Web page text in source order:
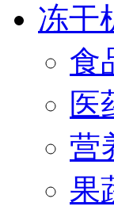
冻干
食
医
营
果